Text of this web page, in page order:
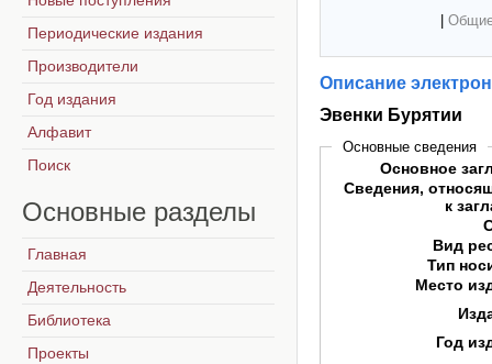
Описание
Эвенки Бурятии
Основные сведения
Основное
Сведения,
к
Вид
Тип
Место
Год
Периодические издания
Производители
Год издания
Алфавит
Поиск
Основные разделы
Главная
Деятельность
Библиотека
Проекты